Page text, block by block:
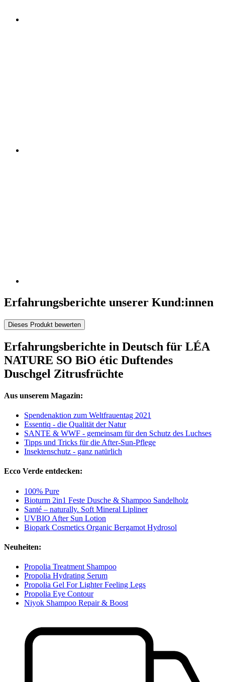
Erfahrungsberichte unserer Kund:innen
Dieses Produkt bewerten
Erfahrungsberichte in Deutsch für LÉA
NATURE SO BiO étic Duftendes
Duschgel Zitrusfrüchte
Aus unserem Magazin:
Spendenaktion zum Weltfrauentag 2021
Essentiq - die Qualität der Natur
SANTE & WWF - gemeinsam für den Schutz des Luchses
Tipps und Tricks für die After-Sun-Pflege
Insektenschutz - ganz natürlich
Ecco Verde entdecken:
100% Pure
Bioturm 2in1 Feste Dusche & Shampoo Sandelholz
Santé – naturally. Soft Mineral Lipliner
UVBIO After Sun Lotion
Biopark Cosmetics Organic Bergamot Hydrosol
Neuheiten:
Propolia Treatment Shampoo
Propolia Hydrating Serum
Propolia Gel For Lighter Feeling Legs
Propolia Eye Contour
Niyok Shampoo Repair & Boost